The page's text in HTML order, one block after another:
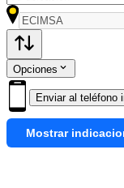
Opciones
Enviar al teléfono
Mostrar